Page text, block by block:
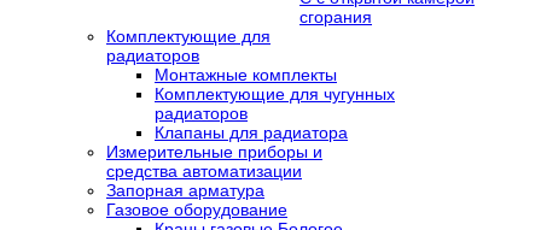
сгорания
Комплектующие для
радиаторов
Монтажные комплекты
Комплектующие для чугунных
радиаторов
Клапаны для радиатора
Измерительные приборы и
средства автоматизации
Запорная арматура
Газовое оборудование